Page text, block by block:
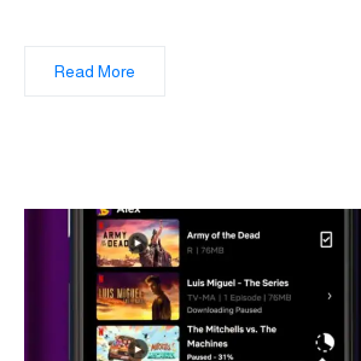
Read More